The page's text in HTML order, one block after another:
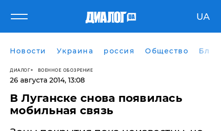
UA
Новости Украина россия Общество
ДИАЛОГ ВОЕННОЕ ОБОЗРЕНИЕ
26 августа 2014, 13:08
В Луганске снова появилась
мобильная связь